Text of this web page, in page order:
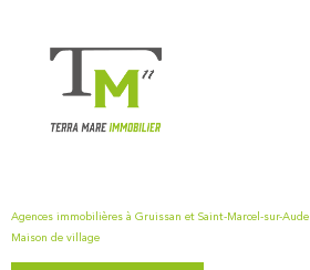
Agences immobilières à Gruissan et Saint-Marcel-sur-Aude
Maison de village